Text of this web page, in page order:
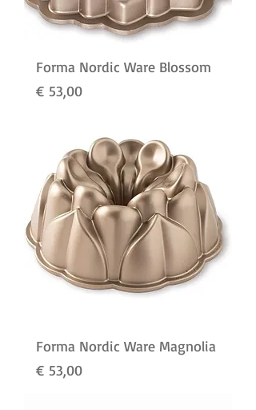
Forma Nordic Ware Blossom
Preço
€ 53,00
Forma Nordic Ware Magnolia
Preço
€ 53,00